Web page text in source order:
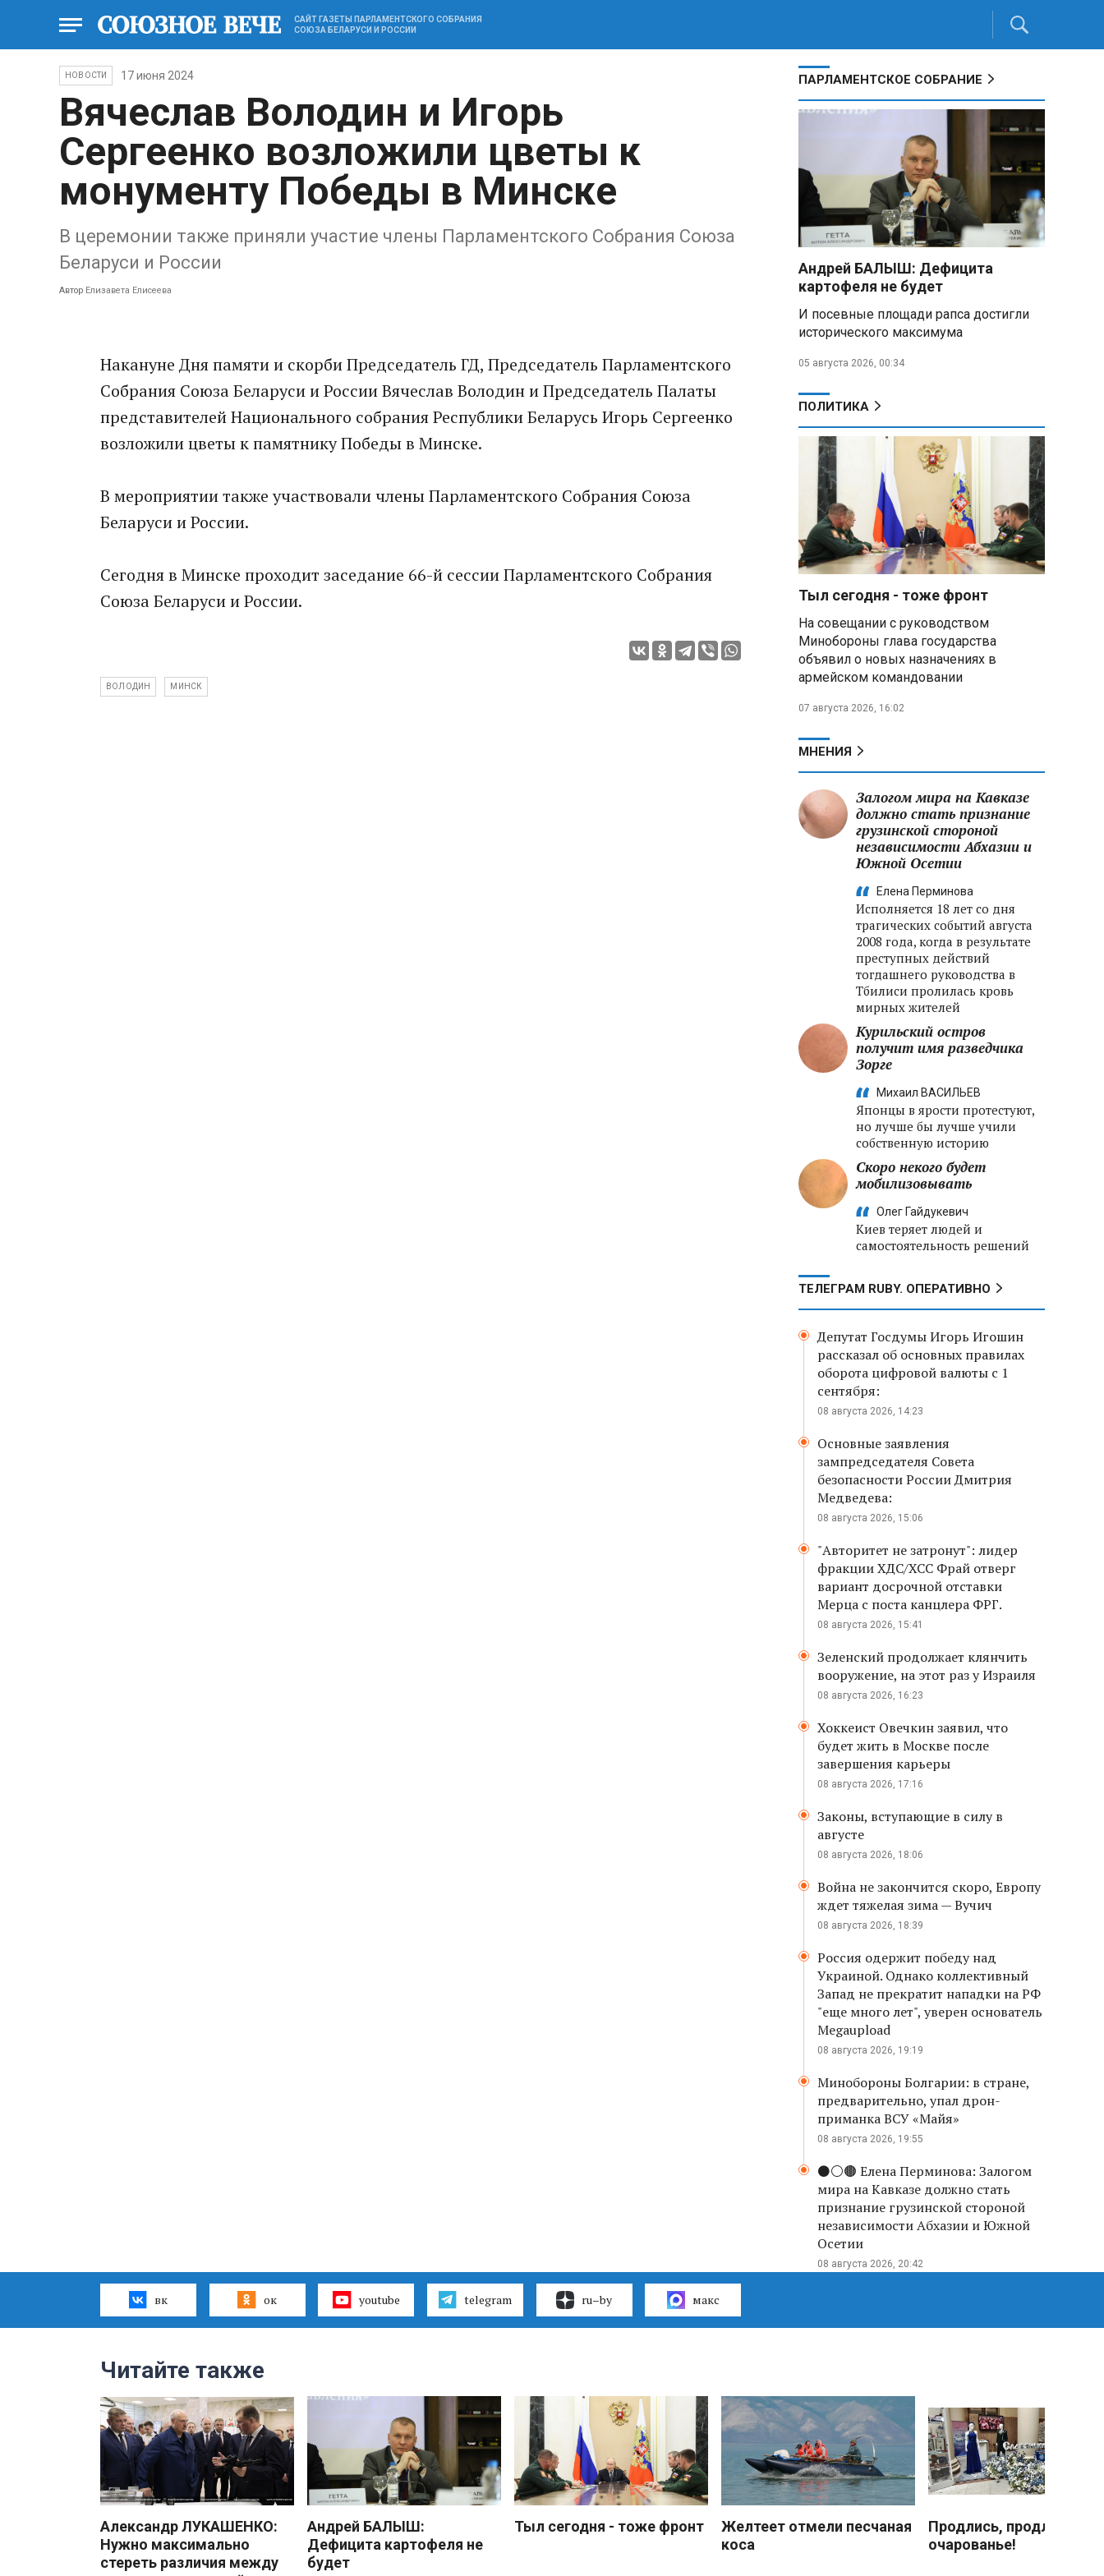
САЙТ ГАЗЕТЫ ПАРЛАМЕНТСКОГО СОБРАНИЯ
СОЮЗА БЕЛАРУСИ И РОССИИ
НОВОСТИ 17 июня 2024
Вячеслав Володин и Игорь
Сергеенко возложили цветы к
монументу Победы в Минске
В церемонии также приняли участие члены Парламентского Собрания Союза
Беларуси и России
Автор Елизавета Елисеева
Накануне Дня памяти и скорби Председатель ГД, Председатель Парламентского
Собрания Союза Беларуси и России Вячеслав Володин и Председатель Палаты
представителей Национального собрания Республики Беларусь Игорь Сергеенко
возложили цветы к памятнику Победы в Минске.
В мероприятии также участвовали члены Парламентского Собрания Союза
Беларуси и России.
Сегодня в Минске проходит заседание 66-й сессии Парламентского Собрания
Союза Беларуси и России.
ВОЛОДИН МИНСК
ПАРЛАМЕНТСКОЕ СОБРАНИЕ
Андрей БАЛЫШ: Дефицита
картофеля не будет
И посевные площади рапса достигли
исторического максимума
05 августа 2026, 00:34
ПОЛИТИКА
Тыл сегодня - тоже фронт
На совещании с руководством
Минобороны глава государства
объявил о новых назначениях в
армейском командовании
07 августа 2026, 16:02
МНЕНИЯ
Залогом мира на Кавказе
должно стать признание
грузинской стороной
независимости Абхазии и
Южной Осетии
Елена Перминова
Исполняется 18 лет со дня
трагических событий августа
2008 года, когда в результате
преступных действий
тогдашнего руководства в
Тбилиси пролилась кровь
мирных жителей
Курильский остров
получит имя разведчика
Зорге
Михаил ВАСИЛЬЕВ
Японцы в ярости протестуют,
но лучше бы лучше учили
собственную историю
Скоро некого будет
мобилизовывать
Олег Гайдукевич
Киев теряет людей и
самостоятельность решений
ТЕЛЕГРАМ RUBY. ОПЕРАТИВНО
Депутат Госдумы Игорь Игошин
рассказал об основных правилах
оборота цифровой валюты с 1
сентября:
08 августа 2026, 14:23
Основные заявления
зампредседателя Совета
безопасности России Дмитрия
Медведева:
08 августа 2026, 15:06
"Авторитет не затронут": лидер
фракции ХДС/ХСС Фрай отверг
вариант досрочной отставки
Мерца с поста канцлера ФРГ.
08 августа 2026, 15:41
Зеленский продолжает клянчить
вооружение, на этот раз у Израиля
08 августа 2026, 16:23
Хоккеист Овечкин заявил, что
будет жить в Москве после
завершения карьеры
08 августа 2026, 17:16
Законы, вступающие в силу в
августе
08 августа 2026, 18:06
Война не закончится скоро, Европу
ждет тяжелая зима — Вучич
08 августа 2026, 18:39
Россия одержит победу над
Украиной. Однако коллективный
Запад не прекратит нападки на РФ
"еще много лет", уверен основатель
Megaupload
08 августа 2026, 19:19
Минобороны Болгарии: в стране,
предварительно, упал дрон-
приманка ВСУ «Майя»
08 августа 2026, 19:55
⚫️⚪️🟤 Елена Перминова: Залогом
мира на Кавказе должно стать
признание грузинской стороной
независимости Абхазии и Южной
Осетии
08 августа 2026, 20:42
вк ок youtube telegram ru–by макс
Читайте также
Александр ЛУКАШЕНКО:
Нужно максимально
стереть различия между
Андрей БАЛЫШ:
Дефицита картофеля не
будет
Тыл сегодня - тоже фронт
Желтеет отмели песчаная
коса
Продлись, продлись
очарованье!